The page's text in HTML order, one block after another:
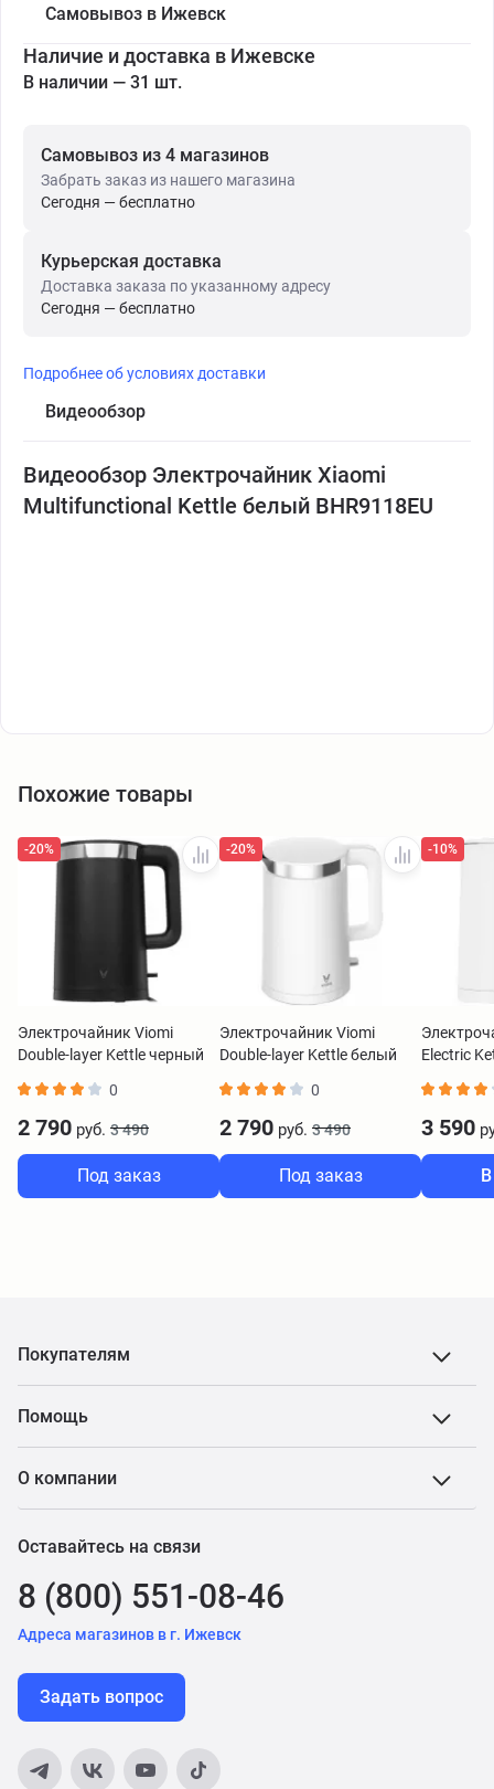
Самовывоз в Ижевск
Наличие и доставка в Ижевске
В наличии — 31 шт.
Самовывоз из 4 магазинов
Забрать заказ из нашего магазина
Сегодня — бесплатно
Курьерская доставка
Доставка заказа по указанному адресу
Сегодня — бесплатно
Подробнее об условиях доставки
Видеообзор
Видеообзор Электрочайник Xiaomi
Multifunctional Kettle белый BHR9118EU
Похожие товары
-20%
Электрочайник Viomi
Double-layer Kettle черный
0
2 790 руб. 3 490
Под заказ
-20%
Электрочайник Viomi
Double-layer Kettle белый
0
2 790 руб. 3 490
Под заказ
-10%
Electric
3 590
Покупателям
Помощь
О компании
Оставайтесь на связи
8 (800) 551-08-46
Адреса магазинов в г. Ижевск
Задать вопрос